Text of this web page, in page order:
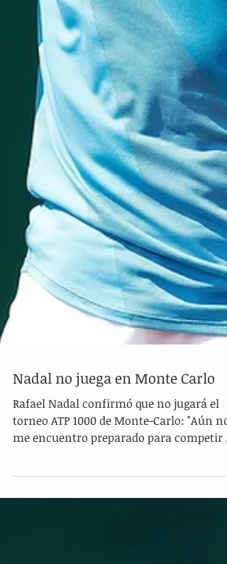
Nadal no juega en Monte Carlo
Rafael Nadal confirmó que no jugará el